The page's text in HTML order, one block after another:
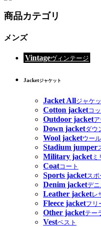
商品カテゴリ
メンズ
Vintageヴィンテージ
Jacketジャケット
Jacket Allジャケ
Cotton jacketコ
Outdoor jacket
Down jacketダウ
Wool jacketウー
Stadium jumper
Military jacketミ
Coatコート
Sports jacketスポ
Denim jacketデニ
Leather jacketレ
Fleece jacketフリ
Other jacketテー
Vestベスト